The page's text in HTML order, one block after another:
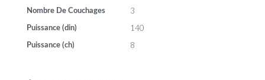
Nombre De Couchages 3
Puissance (din) 140
Puissance (ch) 8